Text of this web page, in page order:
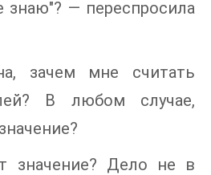
знаю"? — переспросила
зачем мне считать
В любом случае,
значение? Дело не в